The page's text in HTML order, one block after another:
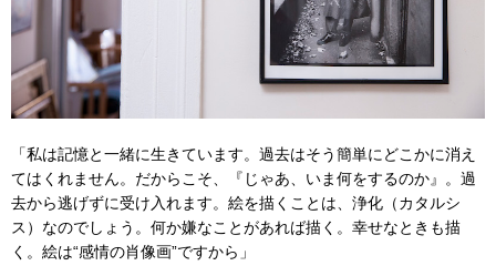
「私は記憶と一緒に生きています。過去はそう簡単にどこかに消え
てはくれません。だからこそ、『じゃあ、いま何をするのか』。過
去から逃げずに受け入れます。絵を描くことは、浄化（カタルシ
ス）なのでしょう。何か嫌なことがあれば描く。幸せなときも描
く。絵は“感情の肖像画”ですから」